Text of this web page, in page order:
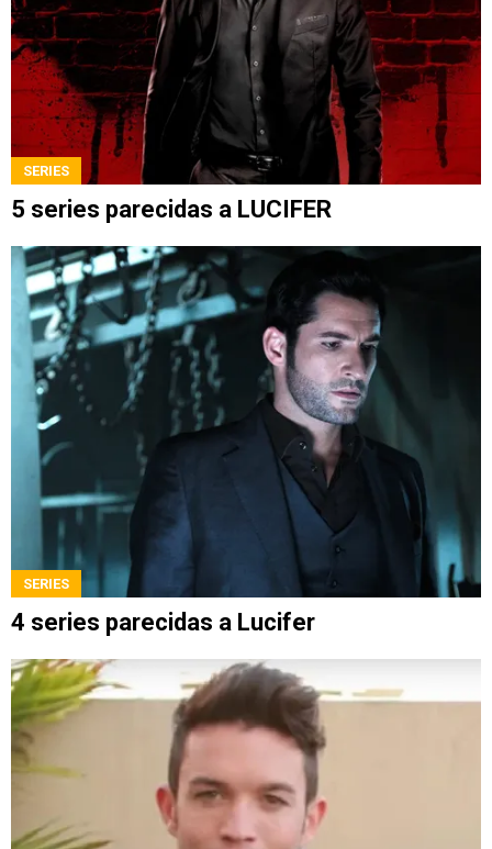
SERIES
5 series parecidas a LUCIFER
SERIES
4 series parecidas a Lucifer